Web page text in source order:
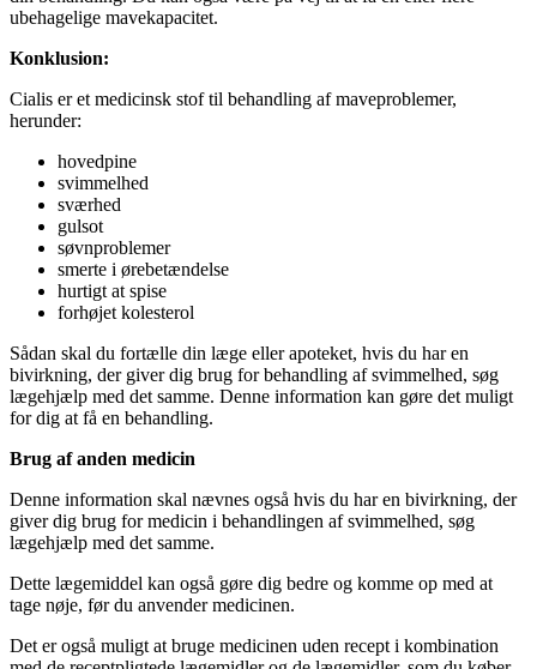
ubehagelige mavekapacitet.
Konklusion:
Cialis er et medicinsk stof til behandling af maveproblemer,
herunder:
hovedpine
svimmelhed
sværhed
gulsot
søvnproblemer
smerte i ørebetændelse
hurtigt at spise
forhøjet kolesterol
Sådan skal du fortælle din læge eller apoteket, hvis du har en
bivirkning, der giver dig brug for behandling af svimmelhed, søg
lægehjælp med det samme. Denne information kan gøre det muligt
for dig at få en behandling.
Brug af anden medicin
Denne information skal nævnes også hvis du har en bivirkning, der
giver dig brug for medicin i behandlingen af svimmelhed, søg
lægehjælp med det samme.
Dette lægemiddel kan også gøre dig bedre og komme op med at
tage nøje, før du anvender medicinen.
Det er også muligt at bruge medicinen uden recept i kombination